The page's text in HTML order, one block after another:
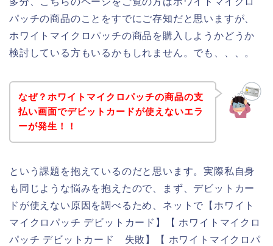
パッチの商品のことをすでにご存知だと思いますが、
ホワイトマイクロパッチの商品を購入しようかどうか
検討している方もいるかもしれません。でも、、、。
なぜ？ホワイトマイクロパッチの商品の支
払い画面でデビットカードが使えないエラ
ーが発生！！
という課題を抱えているのだと思います。実際私自身
も同じような悩みを抱えたので、まず、デビットカー
ドが使えない原因を調べるため、ネットで【ホワイト
マイクロパッチ デビットカード】【 ホワイトマイクロ
パッチ デビットカード 失敗】【 ホワイトマイクロパ